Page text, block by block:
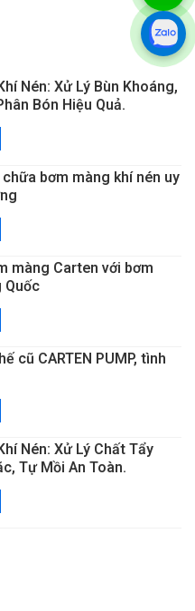
Nén: Xử Lý Bùn Khoáng,
Bón Hiệu Quả.
bơm màng khí nén uy
màng Carten với bơm
Quốc
cũ CARTEN PUMP, tình
Nén: Xử Lý Chất Tẩy
Tự Mồi An Toàn.